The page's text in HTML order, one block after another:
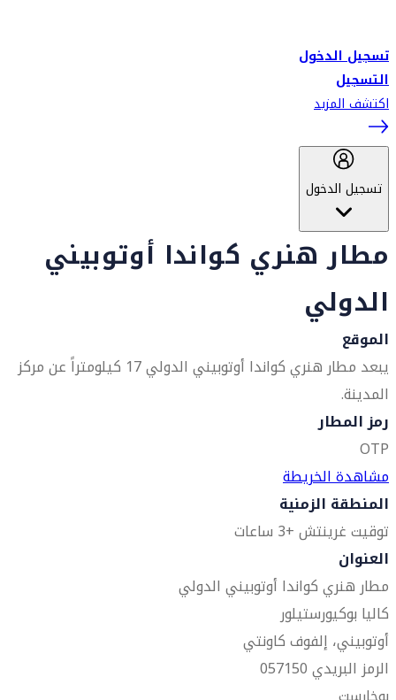
تسجيل الدخول
التسجيل
اكتشف المزيد
تسجيل الدخول
مطار هنري كواندا أوتوبيني
الدولي
الموقع
يبعد مطار هنري كواندا أوتوبيني الدولي 17 كيلومتراً عن مركز
المدينة.
رمز المطار
OTP
مشاهدة الخريطة
المنطقة الزمنية
توقيت غرينتش +3 ساعات
العنوان
مطار هنري كواندا أوتوبيني الدولي
كاليا بوكيورستيلور
أوتوبيني، إلفوف كاونتي
الرمز البريدي 057150